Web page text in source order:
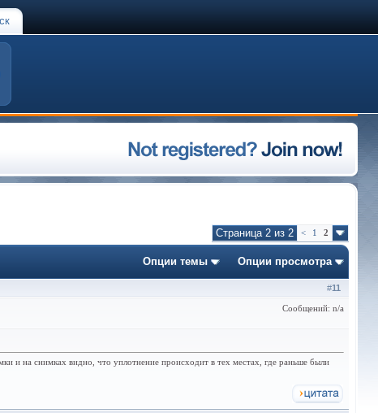
Страница 2 из 2 < 1 2
Опции темы Опции просмотра
#11
Сообщений: n/a
и на снимках видно, что уплотнение происходит в тех местах, где раньше были